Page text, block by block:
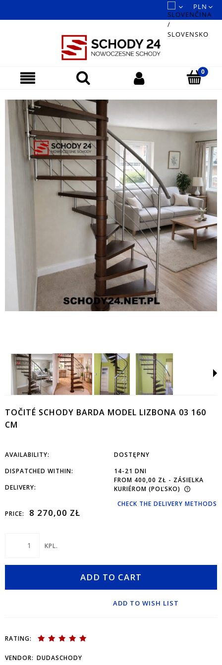
TOČITÉ SCHODY BARDA MODEL LIZBONA 03 160
CM
AVAILABILITY:
DOSTĘPNY
DISPATCHED WITHIN:
14-21 DNI
DELIVERY:
FROM 400,00 ZŁ - ZÁSIELKA
KURIÉROM (POĽSKO)
CHECK THE DELIVERY METHODS
PRICE:
8 270,00 ZŁ
KPL.
ADD TO CART
ADD TO WISH LIST
RATING:
VENDOR: DUDASCHODY